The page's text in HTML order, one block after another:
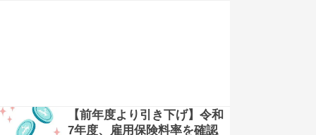
【前年度より引き下げ】令和
7年度、雇用保険料率を確認